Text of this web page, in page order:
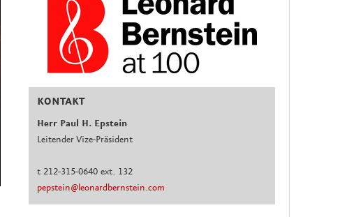
KONTAKT
Herr Paul H. Epstein
Leitender Vize-Präsident
t 212-315-0640 ext. 132
pepstein@leonardbernstein.com